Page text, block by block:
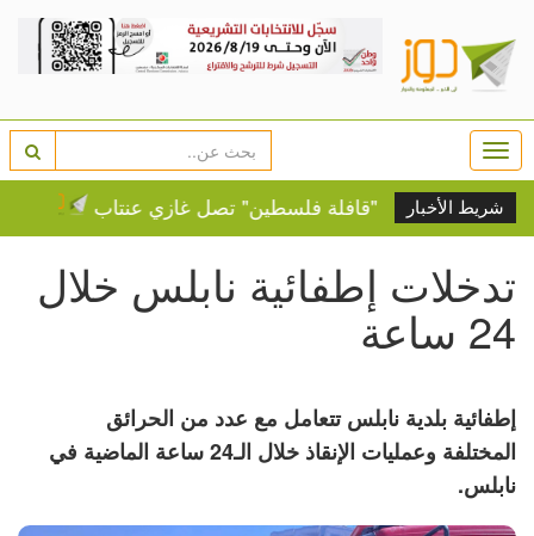
شريط الأخبار
من البوسنة.. "قافلة فلسطين" تصل غازي عنتاب النفط
تدخلات إطفائية نابلس خلال
24 ساعة
إطفائية بلدية نابلس تتعامل مع عدد من الحرائق
المختلفة وعمليات الإنقاذ خلال الـ24 ساعة الماضية في
نابلس.